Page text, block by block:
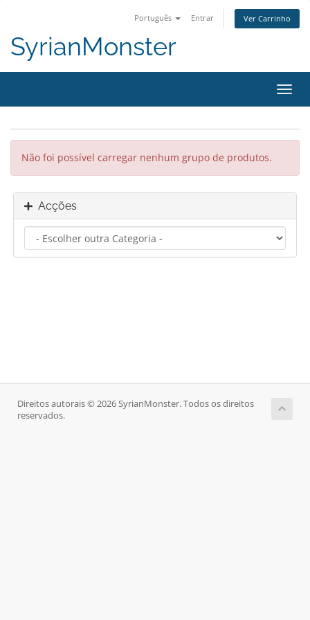
Português Entrar Ver Carrinho
SyrianMonster
Não foi possível carregar nenhum grupo de produtos.
Acções
Direitos autorais © 2026 SyrianMonster. Todos os direitos
reservados.